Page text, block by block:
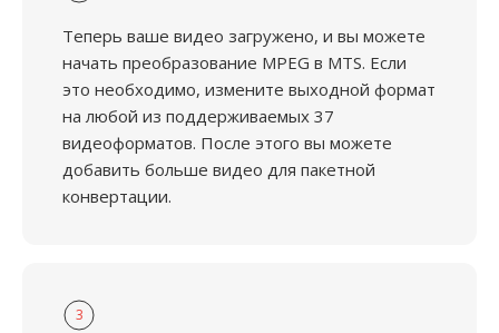
Теперь ваше видео загружено, и вы можете
начать преобразование MPEG в MTS. Если
это необходимо, измените выходной формат
на любой из поддерживаемых 37
видеоформатов. После этого вы можете
добавить больше видео для пакетной
конвертации.
3